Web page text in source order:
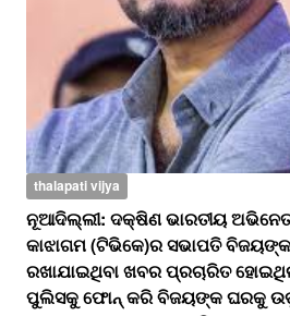
thalapati vijya
​​​​​​​ନୂଆଦିଲ୍ଲୀ: ଦକ୍ଷିଣ ଭାରତୀୟ
କାଝାଗମ (ଟିଭିକେ)ର ସଭାପତି
ରଖାଯାଇଥିବା ଖବର ପ୍ରଚାରିତ
ପୁଲିସକୁ ଫୋନ୍ କରି ବିଜୟଙ୍କ ଘରକୁ